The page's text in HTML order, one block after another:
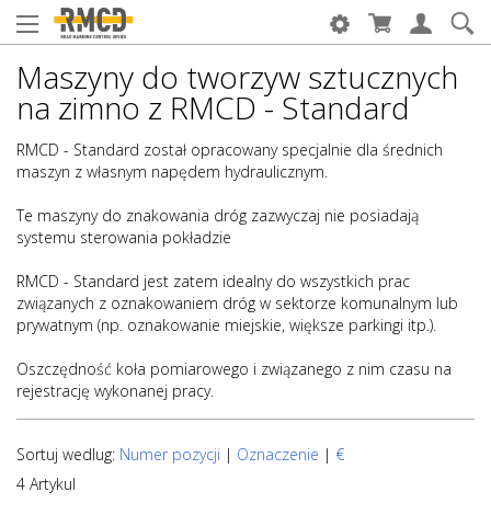
Maszyny do tworzyw sztucznych
na zimno z RMCD - Standard
RMCD - Standard został opracowany specjalnie dla średnich
maszyn z własnym napędem hydraulicznym.
Te maszyny do znakowania dróg zazwyczaj nie posiadają
systemu sterowania pokładzie
RMCD - Standard jest zatem idealny do wszystkich prac
związanych z oznakowaniem dróg w sektorze komunalnym lub
prywatnym (np. oznakowanie miejskie, większe parkingi itp.).
Oszczędność koła pomiarowego i związanego z nim czasu na
rejestrację wykonanej pracy.
Sortuj wedlug: Numer pozycji | Oznaczenie | €
4 Artykul